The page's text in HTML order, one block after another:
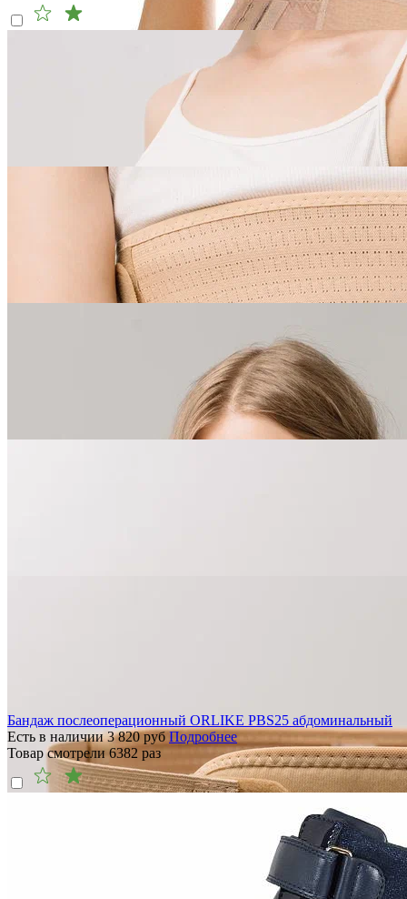
Бандаж послеоперационный ORLIKE PBS25 абдоминальный
Есть в наличии 3 820руб Подробнее
Товар смотрели 6382 раз